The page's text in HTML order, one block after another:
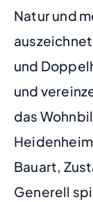
Natur und
und
und
das
Bauart,
Generell